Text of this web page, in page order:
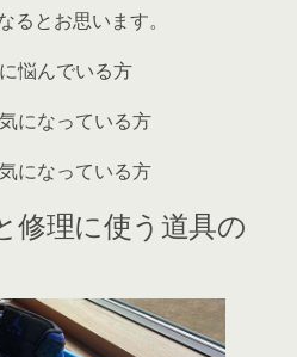
とお思います。
悩んでいる方
になっている方
になっている方
修理に使う道具の